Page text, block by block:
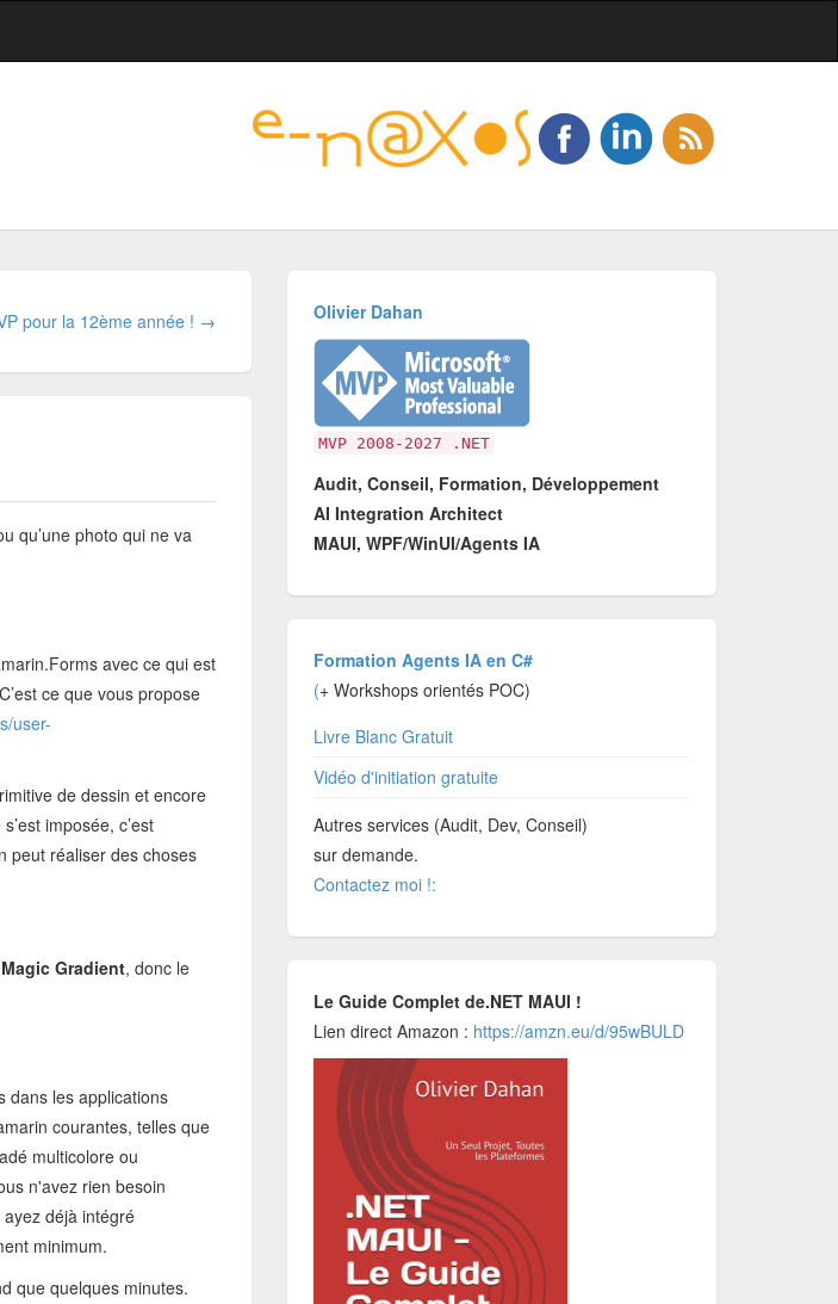
pour la 12ème année ! →
qu’une photo qui ne va
avec ce qui est
ce que vous propose
user-
de dessin et encore
imposée, c’est
peut réaliser des choses
Magic Gradient, donc le
dans les applications
courantes, telles que
multicolore ou
n'avez rien besoin
déjà intégré
minimum.
que quelques minutes.
Olivier Dahan
MVP 2008-2027 .NET
Audit, Conseil, Formation, Développement
AI Integration Architect
MAUI, WPF/WinUI/Agents IA
Formation Agents IA en C#
(+ Workshops orientés POC)
Livre Blanc Gratuit
Vidéo d'initiation gratuite
Autres services (Audit, Dev, Conseil)
sur demande.
Contactez moi !:
Le Guide Complet de.NET MAUI !
Lien direct Amazon : https://amzn.eu/d/95wBULD